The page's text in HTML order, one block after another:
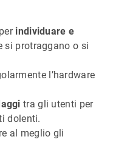
individuare e
si protraggano o si
l’hardware
tra gli utenti per
dolenti.
al meglio gli